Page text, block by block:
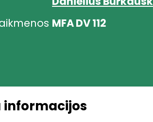
MFA DV 112
informacijos